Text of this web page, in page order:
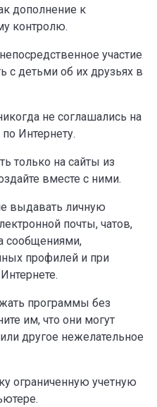
дополнение к
контролю.
участие
с детьми об их друзьях в
не соглашались на
Интернету.
только на сайты из
вместе с ними.
выдавать личную
почты, чатов,
сообщениями,
профилей и при
программы без
им, что они могут
другое нежелательное
ограниченную учетную